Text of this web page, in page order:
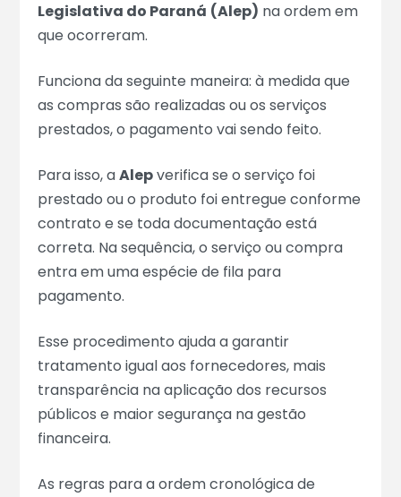
Legislativa do Paraná (Alep) na ordem em
que ocorreram.
Funciona da seguinte maneira: à medida que
as compras são realizadas ou os serviços
prestados, o pagamento vai sendo feito.
Para isso, aAlepverifica se o serviço foi
prestado ou o produto foi entregue conforme
contrato e se toda documentação está
correta. Na sequência, o serviço ou compra
entra em uma espécie de fila para
pagamento.
Esse procedimento ajuda a garantir
tratamento igual aos fornecedores, mais
transparência na aplicação dos recursos
públicos e maior segurança na gestão
financeira.
As regras para a ordem cronológica de